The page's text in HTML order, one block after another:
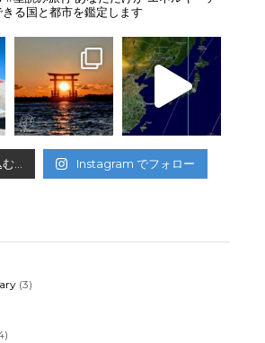
きる国と都市を鑑定します
... Instagram でフォロー
(3)